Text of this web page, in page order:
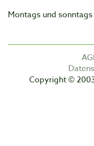
Montags und
Copyright ©